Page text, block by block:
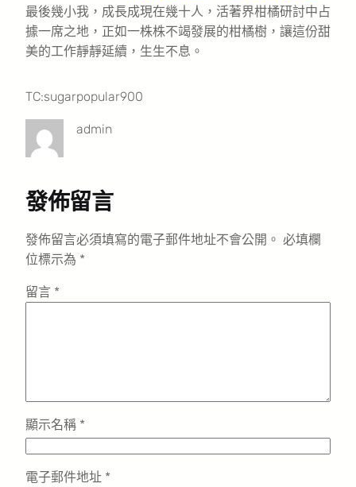
最後幾小我，成長成現在幾十人，活著界柑橘研討中占
據一席之地，正如一株株不竭發展的柑橘樹，讓這份甜
美的工作靜靜延續，生生不息。
TC:sugarpopular900
admin
發佈留言
發佈留言必須填寫的電子郵件地址不會公開。 必填欄
位標示為 *
留言 *
顯示名稱 *
電子郵件地址 *